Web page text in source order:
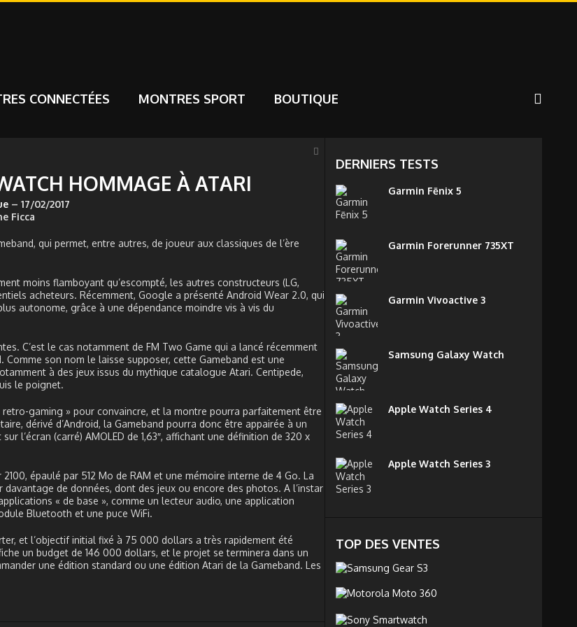
CONNECTÉES MONTRES SPORT BOUTIQUE
HOMMAGE À ATARI
– 17/02/2017
Ficca
qui permet, entre autres, de joueur aux classiques de l’ère
moins flamboyant qu’escompté, les autres constructeurs (LG,
acheteurs. Récemment, Google a présenté Android Wear 2.0, qui
autonome, grâce à une dépendance moindre vis à vis du
C’est le cas notamment de FM Two Game qui a lancé récemment
son nom le laisse supposer, cette Gameband est une
à des jeux issus du mythique catalogue Atari. Centipede,
le poignet.
gaming » pour convaincre, et la montre pourra parfaitement être
dérivé d’Android, la Gameband pourra donc être appairée à un
l’écran (carré) AMOLED de 1,63″, affichant une définition de 320 x
épaulé par 512 Mo de RAM et une mémoire interne de 4 Go. La
de données, dont des jeux ou encore des photos. A l’instar
« de base », comme un lecteur audio, une application
Bluetooth et une puce WiFi.
et l’objectif initial fixé à 75 000 dollars a très rapidement été
un budget de 146 000 dollars, et le projet se terminera dans un
une édition standard ou une édition Atari de la Gameband. Les
DERNIERS TESTS
Garmin Fēnix 5
Garmin Forerunner 735XT
Garmin Vivoactive 3
Samsung Galaxy Watch
Apple Watch Series 4
Apple Watch Series 3
TOP DES VENTES